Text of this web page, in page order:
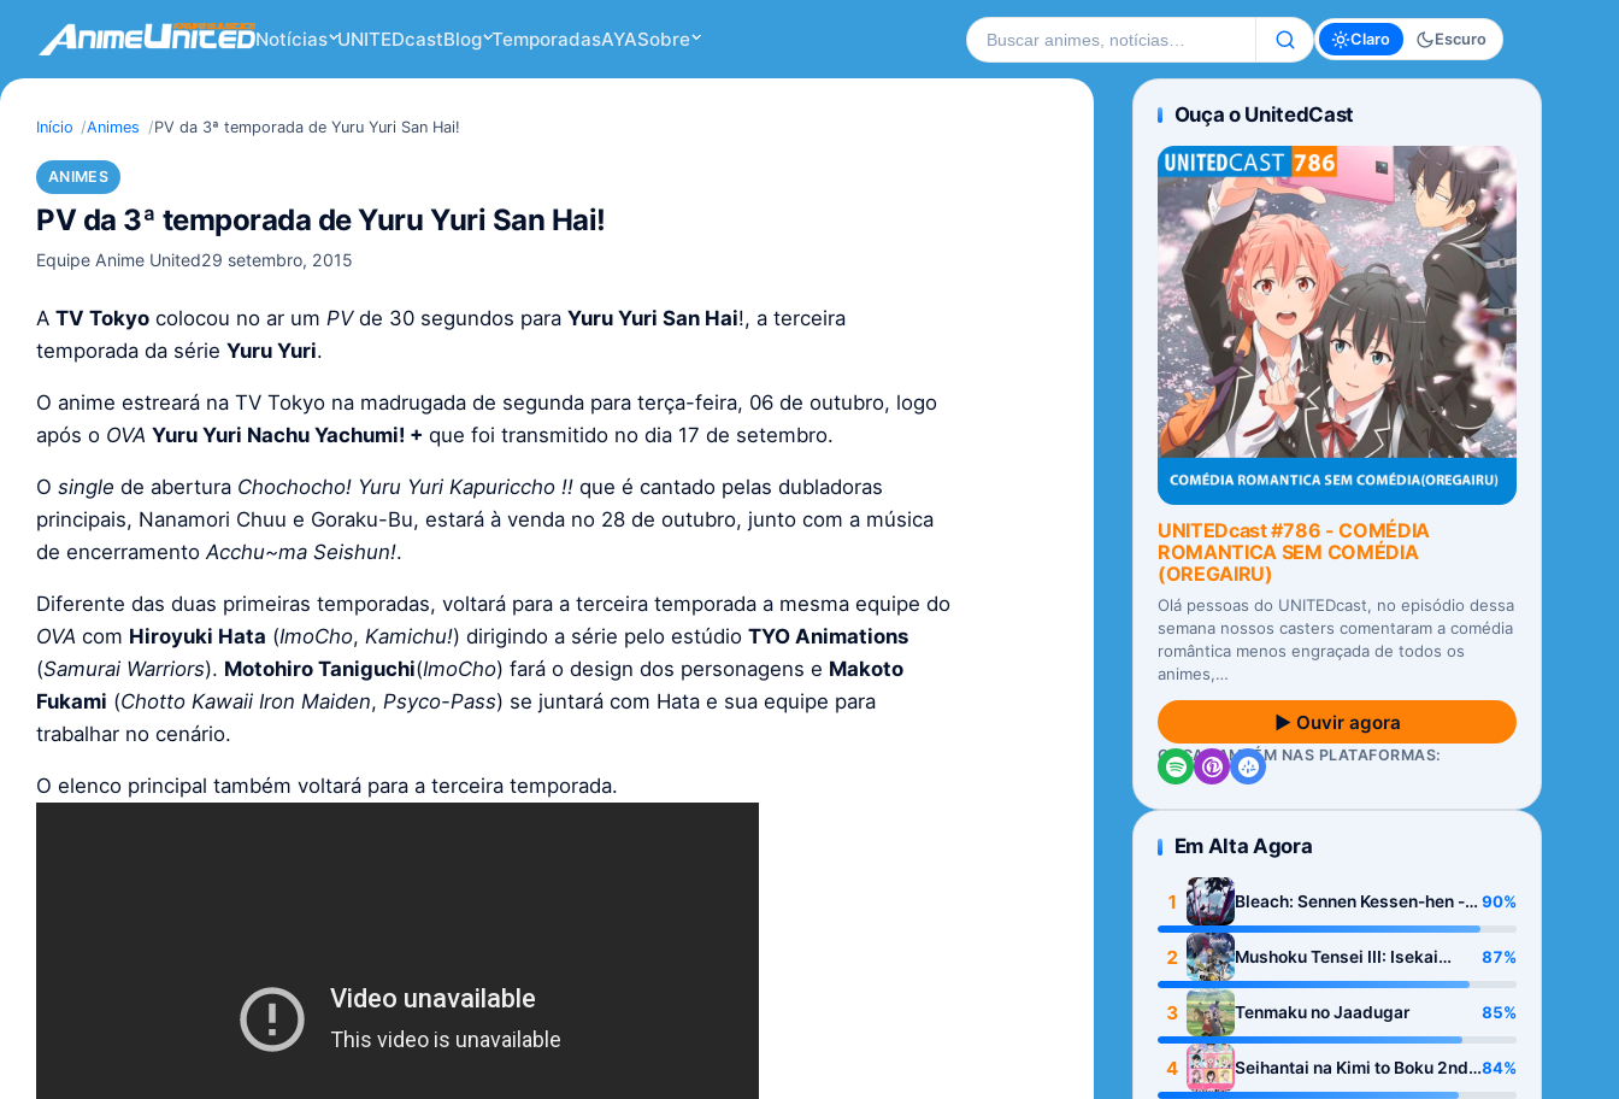
Notícias UNITEDcastBlog TemporadasAYASobre Buscar no site Claro Escuro
Início Animes PV da 3ª temporada de Yuru Yuri San Hai!
ANIMES
PV da 3ª temporada de Yuru Yuri San Hai!
Equipe Anime United29 setembro, 2015
A TV Tokyo colocou no ar um PVde 30 segundos para Yuru Yuri San Hai!, a terceira
temporada da série Yuru Yuri.
O anime estreará na TV Tokyo na madrugada de segunda para terça-feira, 06 de outubro, logo
após o OVA Yuru Yuri Nachu Yachumi! + que foi transmitido no dia 17 de setembro.
O single de abertura Chochocho! Yuru Yuri Kapuriccho !! que é cantado pelas dubladoras
principais, Nanamori Chuu e Goraku-Bu, estará à venda no 28 de outubro, junto com a música
de encerramento Acchu~ma Seishun!.
Diferente das duas primeiras temporadas, voltará para a terceira temporada a mesma equipe do
OVA com Hiroyuki Hata (ImoCho, Kamichu!) dirigindo a série pelo estúdio TYO Animations
(Samurai Warriors). Motohiro Taniguchi(ImoCho) fará o design dos personagens e Makoto
Fukami (Chotto Kawaii Iron Maiden, Psyco-Pass) se juntará com Hata e sua equipe para
trabalhar no cenário.
O elenco principal também voltará para a terceira temporada.
Ouça o UnitedCast
UNITEDcast #786 - COMÉDIA
ROMANTICA SEM COMÉDIA
(OREGAIRU)
Olá pessoas do UNITEDcast, no episódio dessa
semana nossos casters comentaram a comédia
romântica menos engraçada de todos os
animes,…
▶ Ouvir agora
OUÇA TAMBÉM NAS PLATAFORMAS:
Em Alta Agora
1
Bleach: Sennen Kessen-hen -
Kashin-tan
90%
2
Mushoku Tensei III: Isekai
Ittara Honki Dasu
87%
3 Tenmaku no Jaadugar 85%
4
Seihantai na Kimi to Boku 2nd
Season
84%